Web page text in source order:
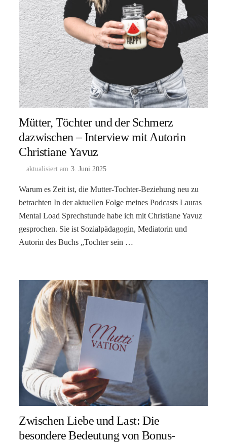
Mütter, Töchter und der Schmerz
dazwischen – Interview mit Autorin
Christiane Yavuz
aktualisiert am 3. Juni 2025
Warum es Zeit ist, die Mutter-Tochter-Beziehung neu zu
betrachten In der aktuellen Folge meines Podcasts Lauras
Mental Load Sprechstunde habe ich mit Christiane Yavuz
gesprochen. Sie ist Sozialpädagogin, Mediatorin und
Autorin des Buchs „Tochter sein …
Zwischen Liebe und Last: Die
besondere Bedeutung von Bonus-